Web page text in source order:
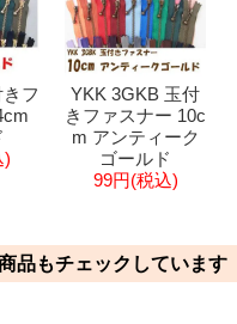
フ
)
YKK 3GKB 玉付
きファスナー 10c
m アンティーク
ゴールド
99円(税込)
品もチェックしています